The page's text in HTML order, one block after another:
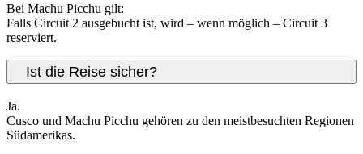
Bei Machu Picchu gilt:
Falls Circuit 2 ausgebucht ist, wird – wenn möglich – Circuit 3
reserviert.
Ist die Reise sicher?
Ja.
Cusco und Machu Picchu gehören zu den meistbesuchten Regionen
Südamerikas.